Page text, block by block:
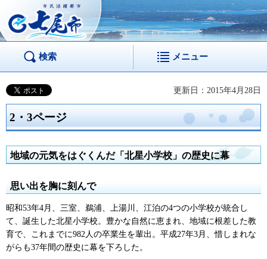
市民活躍都市 七尾
市
検索 メニュー
更新日：2015年4月28日
2・3ページ
地域の元気をはぐくんだ「北星小学校」の歴史に幕
思い出を胸に刻んで
昭和53年4月、三室、鵜浦、上湯川、江泊の4つの小学校が統合し
て、誕生した北星小学校。豊かな自然に恵まれ、地域に根差した教
育で、これまでに982人の卒業生を輩出。平成27年3月、惜しまれな
がらも37年間の歴史に幕を下ろした。